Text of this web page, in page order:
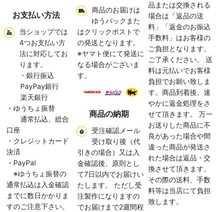
お支払い方法
当ショップでは
4つお支払い方
法に対応してお
ります。
・銀行振込
PayPay銀行
楽天銀行
・ゆうちょ振替
通常払込、総合
口座
・クレジットカード
決済
・PayPal
※ゆうちょ振替の
通常払込は入金確認
までに数日かかりま
すのご注意下さい。
商品のお届けは
ゆうパックまた
はクリックポストで
の発送となります。
※ヤマト便にて発送に
なる場合がございま
す。
商品の納期
受注確認メール
受け取り後（代
引きの場合）又は入
金確認後、原則とし
て7日以内でお届けい
たします。 ただし受
注製作になりますの
でお届けまで2週間程
品または交換される
場合は「返品の送
料」「返金のお振込
手数料」はお客様の
ご負担となります。
ご了承ください。 送
料は元払いでお客様
負担でお願い致しま
す。商品到着後、速
やかに返金処理をさ
せて頂きます。 万一
お送りした商品に不
良があった場合や間
違った商品が発送さ
れた場合は返品・交
換させて頂きます。
その際の送料、手数
料等は当店にて負担
致します。